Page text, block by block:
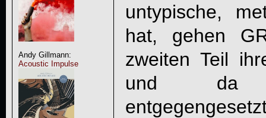
Andy Gillmann:
Acoustic Impulse
untypische,
hat, gehen
zweiten Teil
und da